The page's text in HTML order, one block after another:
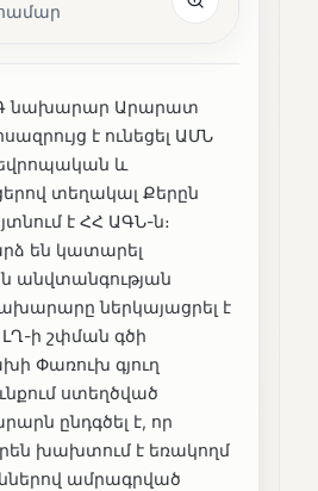
համար
նախարար Արարատ
է ունեցել ԱՄՆ
և
տեղակալ Քերըն
է ՀՀ ԱԳՆ-ն։
են կատարել
անվտանգության
ներկայացրել է
ի շփման գծի
Փառուխ գյուղ
ստեղծված
ընդգծել է, որ
խախտում է եռակողմ
ամրագրված